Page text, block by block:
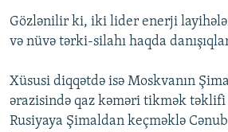
FOTOQALEREYA
KARIKATURA
OXU ZALI
İSLAM VƏ DEMOKRATIYA
İZ - MƏDƏNIYYƏT PROQRAMI
HAQQIMIZDA
PEŞƏ ETIKASI VƏ JURNALISTIKA
MATERIALLARIMIZDAN ISTIFADƏ
BIZI IZLƏ
Gözlənilir ki, iki lider enerji
və nüvə tərki-silahı haqda
Xüsusi diqqətdə isə Moskvanın
ərazisində qaz kəməri tikmək təklifi
Rusiyaya Şimaldan keçməklə